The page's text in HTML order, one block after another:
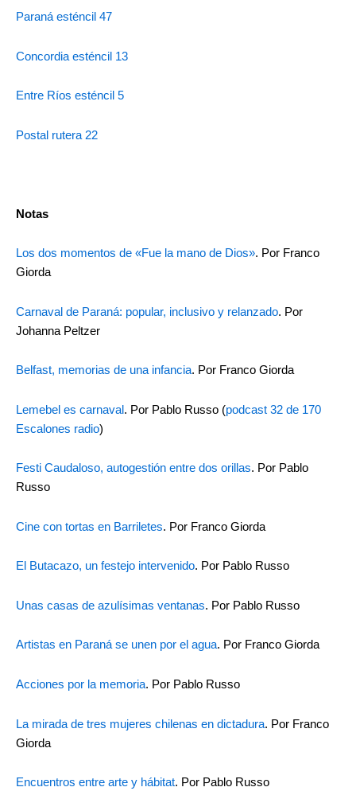
Paraná esténcil 47
Concordia esténcil 13
Entre Ríos esténcil 5
Postal rutera 22
Notas
Los dos momentos de «Fue la mano de Dios». Por Franco
Giorda
Carnaval de Paraná: popular, inclusivo y relanzado. Por
Johanna Peltzer
Belfast, memorias de una infancia. Por Franco Giorda
Lemebel es carnaval . Por Pablo Russo (podcast 32 de 170
Escalones radio)
Festi Caudaloso, autogestión entre dos orillas. Por Pablo
Russo
Cine con tortas en Barriletes. Por Franco Giorda
El Butacazo, un festejo intervenido. Por Pablo Russo
Unas casas de azulísimas ventanas. Por Pablo Russo
Artistas en Paraná se unen por el agua. Por Franco Giorda
Acciones por la memoria. Por Pablo Russo
La mirada de tres mujeres chilenas en dictadura. Por Franco
Giorda
Encuentros entre arte y hábitat. Por Pablo Russo